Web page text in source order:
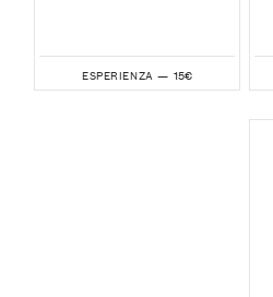
ESPERIENZA — 15€